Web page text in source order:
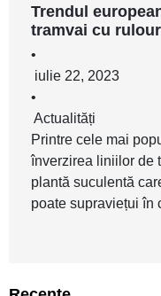
Trendul
tramvai cu
•
iulie 22, 2023
•
Actualități
Printre cele mai
înverzirea liniilor de
plantă suculentă
poate supraviețui în